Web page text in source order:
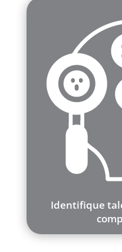
Identifique